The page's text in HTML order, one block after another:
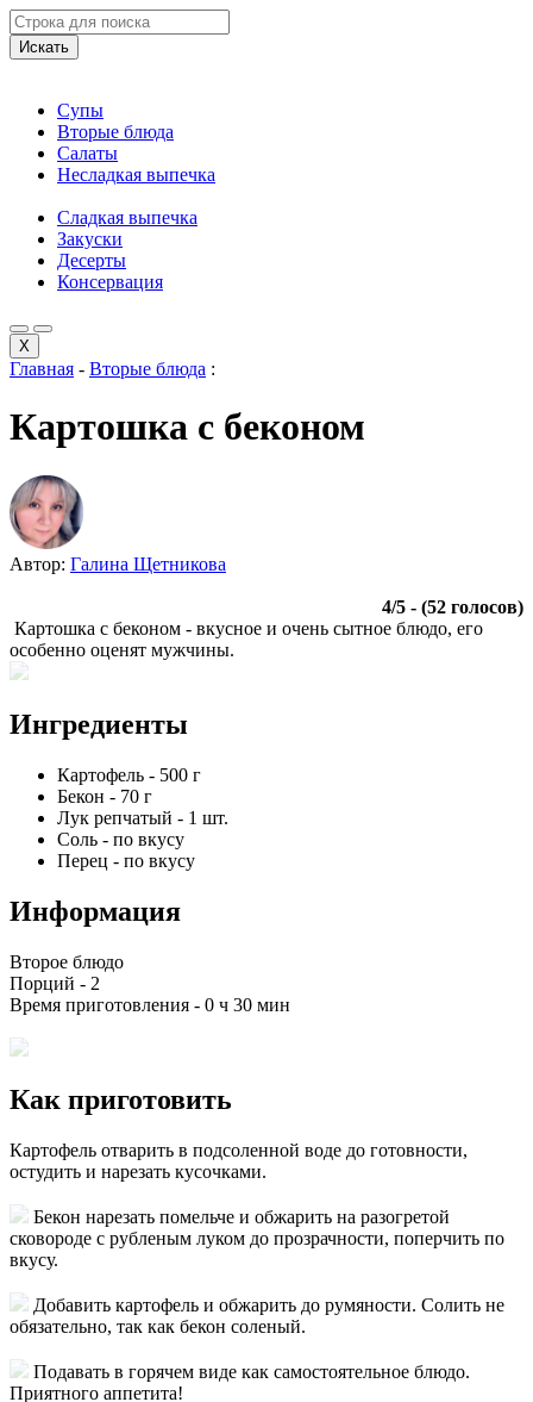
Искать
Супы
Вторые блюда
Салаты
Несладкая выпечка
Сладкая выпечка
Закуски
Десерты
Консервация
X
Главная - Вторые блюда :
Картошка с беконом
Автор: Галина Щетникова
4/5 - (52 голосов)
Картошка с беконом - вкусное и очень сытное блюдо, его
особенно оценят мужчины.
Ингредиенты
Картофель - 500 г
Бекон - 70 г
Лук репчатый - 1 шт.
Соль - по вкусу
Перец - по вкусу
Информация
Второе блюдо
Порций - 2
Время приготовления - 0 ч 30 мин
Как приготовить
Картофель отварить в подсоленной воде до готовности,
остудить и нарезать кусочками.
Бекон нарезать помельче и обжарить на разогретой
сковороде с рубленым луком до прозрачности, поперчить по
вкусу.
Добавить картофель и обжарить до румяности. Солить не
обязательно, так как бекон соленый.
Подавать в горячем виде как самостоятельное блюдо.
Приятного аппетита!